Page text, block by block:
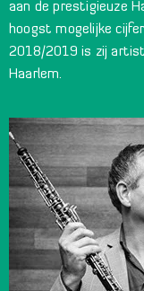
aan de prestigieuze
hoogst mogelijke
2018/2019 is zij artist
Haarlem.